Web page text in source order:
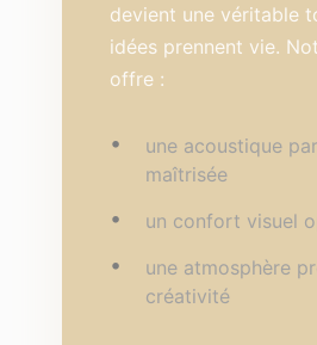
devient une véritable
idées prennent vie.
offre :
une acoustique
maîtrisée
un confort visuel
une atmosphère
créativité